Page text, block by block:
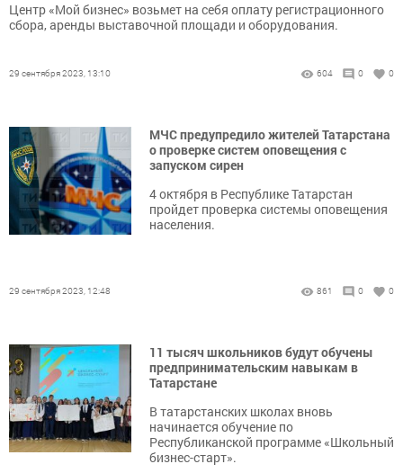
Центр «Мой бизнес» возьмет на себя оплату регистрационного
сбора, аренды выставочной площади и оборудования.
29 сентября 2023, 13:10 604 0 0
МЧС предупредило жителей Татарстана
о проверке систем оповещения с
запуском сирен
4 октября в Республике Татарстан
пройдет проверка системы оповещения
населения.
29 сентября 2023, 12:48 861 0 0
11 тысяч школьников будут обучены
предпринимательским навыкам в
Татарстане
В татарстанских школах вновь
начинается обучение по
Республиканской программе «Школьный
бизнес-старт».